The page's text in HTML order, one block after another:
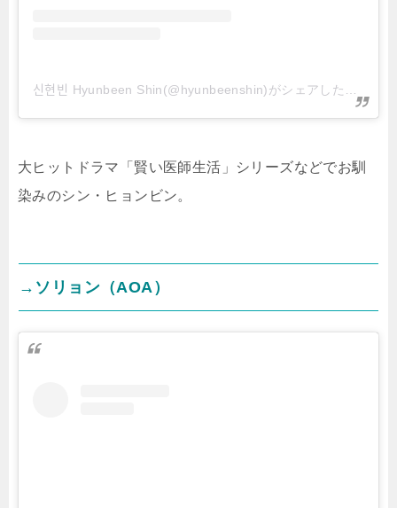
大ヒットドラマ「賢い医師生活」シリーズなどでお馴
染みのシン・ヒョンビン。
→ソリョン（AOA）